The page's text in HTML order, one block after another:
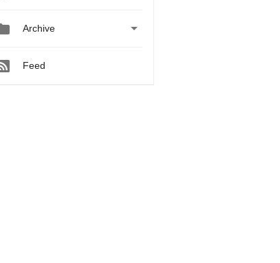
Archive 
Feed